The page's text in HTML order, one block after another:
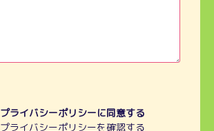
プライバシーポリシーに同意する
プライバシーポリシーを確認する